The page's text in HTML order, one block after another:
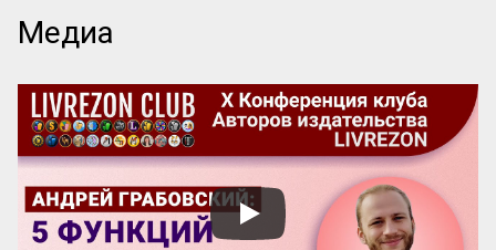
название! А ведь именно название, а
вовсе не содержание, приносит книге
успех! Кто думает иначе — пусть
проведет простой эксперимент: спросит
у кого угодно, какая книга более
знаменита: про черта в городе или про
джинна в деревне? Никто вам ничего
вразумительного не скажет. Но если
поставить вопрос иначе: какая книга
более знаменита: «‎Мастер и Маргарита»
Медиа